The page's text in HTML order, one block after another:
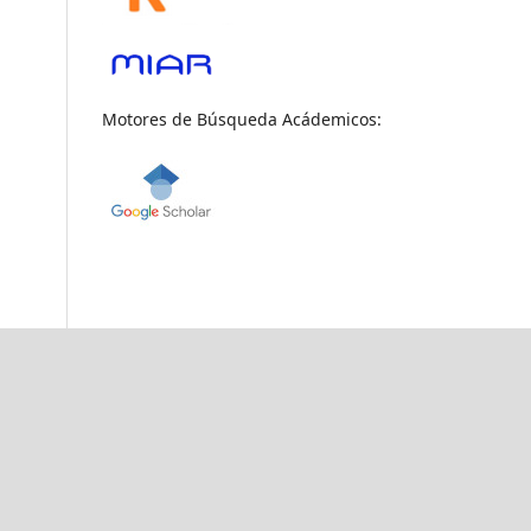
Motores de Búsqueda Acádemicos: